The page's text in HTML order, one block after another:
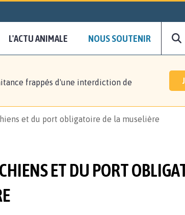
L'ACTU ANIMALE NOUS SOUTENIR
frappés d'une interdiction de
et du port obligatoire de la muselière
ET DU PORT